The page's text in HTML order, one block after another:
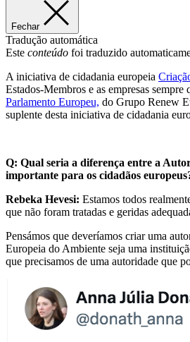
Fechar
Tradução automática
Este conteúdo foi traduzido
A iniciativa de cidadania europeia
Estados-Membros e as empresas
Parlamento Europeu, do Grupo Renew
suplente desta iniciativa de cidadania
Q: Qual seria a diferença entre a
importante para os cidadãos
Rebeka Hevesi: Estamos todos
que não foram tratadas e geridas
Pensámos que deveríamos criar uma
Europeia do Ambiente seja uma
que precisamos de uma autoridade que